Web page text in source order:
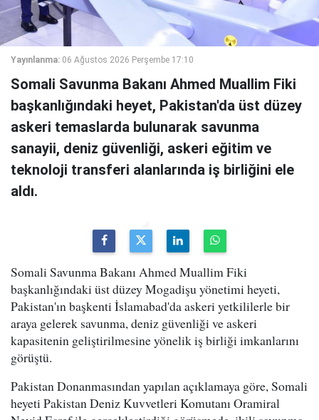
Yayınlanma: 06 Ağustos 2026 Perşembe 17:10
Somali Savunma Bakanı Ahmed Muallim Fiki
başkanlığındaki heyet, Pakistan'da üst düzey
askeri temaslarda bulunarak savunma
sanayii, deniz güvenliği, askeri eğitim ve
teknoloji transferi alanlarında iş birliğini ele
aldı.
Somali Savunma Bakanı Ahmed Muallim Fiki
başkanlığındaki üst düzey Mogadişu yönetimi heyeti,
Pakistan'ın başkenti İslamabad'da askeri yetkililerle bir
araya gelerek savunma, deniz güvenliği ve askeri
kapasitenin geliştirilmesine yönelik iş birliği imkanlarını
görüştü.
Pakistan Donanmasından yapılan açıklamaya göre, Somali
heyeti Pakistan Deniz Kuvvetleri Komutanı Oramiral